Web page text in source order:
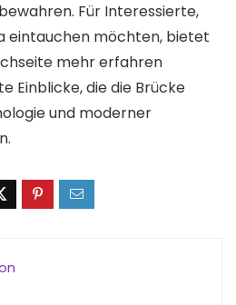
Für Interessierte,
eintauchen möchten, bietet
mehr erfahren
Einblicke, die die Brücke
und moderner